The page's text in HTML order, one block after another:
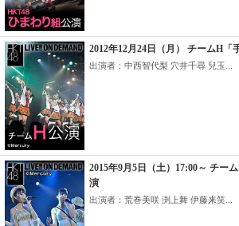
2012年12月24日（月） チームH「
出演者：中西智代梨 穴井千尋 兒玉...
2015年9月5日（土）17:00～ チー
演
出演者：荒巻美咲 渕上舞 伊藤来笑...